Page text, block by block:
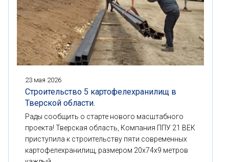
23 мая 2026
Строительство 5 картофелехранилищ в
Тверской области.
Рады сообщить о старте нового масштабного
проекта! Тверская область, Компания ППУ 21 ВЕК
приступила к строительству пяти современных
картофелехранилищ, размером 20x74x9 метров